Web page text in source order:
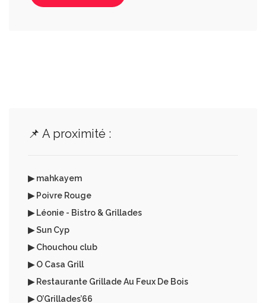
📌 A proximité :
▶ mahkayem
▶ Poivre Rouge
▶ Léonie - Bistro & Grillades
▶ Sun Cyp
▶ Chouchou club
▶ O Casa Grill
▶ Restaurante Grillade Au Feux De Bois
▶ O’Grillades’66